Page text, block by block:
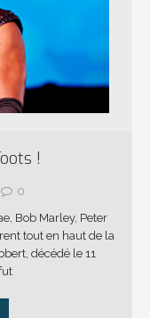
!
0
Bob Marley, Peter
tout en haut de la
décédé le 11